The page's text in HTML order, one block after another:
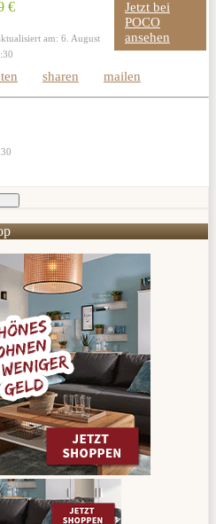
€
am: 6. August
Jetzt bei
POCO
ansehen
sharen mailen